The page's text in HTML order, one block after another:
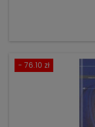
- 76.10 zł